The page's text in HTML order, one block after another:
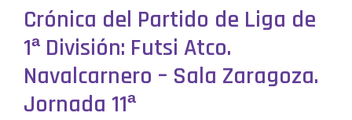
Crónica del Partido de Liga de
1ª División: Futsi Atco.
Navalcarnero – Sala Zaragoza.
Jornada 11ª